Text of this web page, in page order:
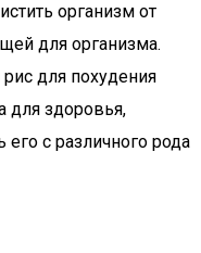
организм от
для организма.
для похудения
для здоровья,
с различного рода